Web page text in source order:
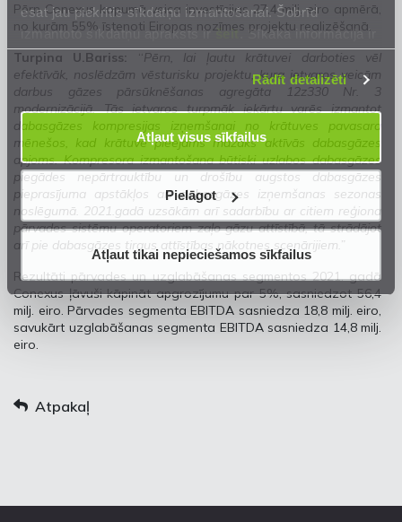
esat jau piekritis sīkdatņu izmantošanai. Šobrīd
izmantoto sīkdatņu apraksts iršeit. Sīkāka informācija ir
mūsuPrivātuma atrunā.
Rādīt detalizēti
Atļaut visus sīkfailus
Pielāgot
Atļaut tikai nepieciešamos sīkfailus
Pērn Conexus kopumā veica investīcijas 27,4 milj. eiro apmērā,
no kurām 55% īstenoti Eiropas nozīmes projektu realizēšanā.
Turpina U.Bariss: “Pērn, lai ļautu krātuvei darboties vēl
efektīvāk, noslēdzām vēsturisku projektu, kura ietvaros veicām
darbus gāzes pārsūknēšanas agregāta 12z330 Nr. 3
modernizācijā. Tās ietvaros turpmāk iekārtu varēs izmantot
dabasgāzes kompresijas izņemšanai no krātuves pavasara
mēnešos, kad krātuvē pieejams mazāks aktīvās dabasgāzes
apjoms. Kompresora izmantošana būtiski uzlabos dabasgāzes
piegādes nepārtrauktību un drošību augstos dabasgāzes
pieprasījuma apstākļos arī dabasgāzes izņemšanas sezonas
noslēgumā. 2021.gadā uzsākām arī sadarbību ar citiem reģiona
pārvades sistēmu operatoriem zaļo gāzu attīstībā, tā strādājot
arī pie dabasgāzes tirgus attīstības nākotnes scenārijiem.”
Rezultāti pārvades un uzglabāšanas segmentos 2021. gadā
Conexus ļāvuši kāpināt apgrozījumu par 5%, sasniedzot 56,4
milj. eiro. Pārvades segmenta EBITDA sasniedza 18,8 milj. eiro,
savukārt uzglabāšanas segmenta EBITDA sasniedza 14,8 milj.
eiro.
Atpakaļ